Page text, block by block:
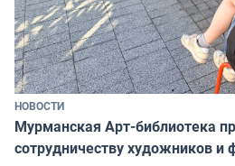
НОВОСТИ
Мурманская Арт-библиотека
сотрудничеству художников и